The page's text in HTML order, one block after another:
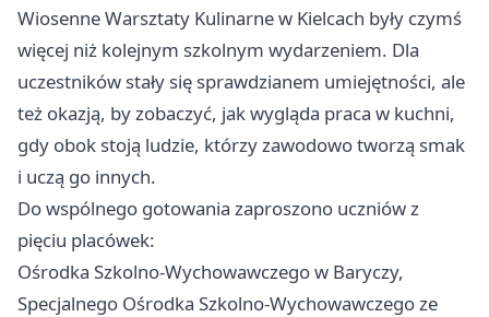
Wiosenne Warsztaty Kulinarne w Kielcach były czymś
więcej niż kolejnym szkolnym wydarzeniem. Dla
uczestników stały się sprawdzianem umiejętności, ale
też okazją, by zobaczyć, jak wygląda praca w kuchni,
gdy obok stoją ludzie, którzy zawodowo tworzą smak
i uczą go innych.
Do wspólnego gotowania zaproszono uczniów z
pięciu placówek:
Ośrodka Szkolno-Wychowawczego w Baryczy,
Specjalnego Ośrodka Szkolno-Wychowawczego ze